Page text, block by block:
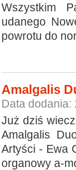
Wszystkim
udanego
powrotu do
Amalgalis
Data dodania:
Już dziś
Amalgalis
Artyści - Ewa
organowy a-